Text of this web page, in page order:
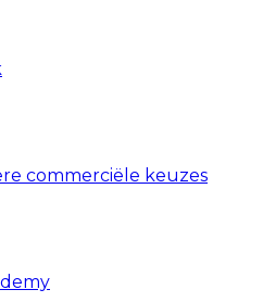
commerciële keuzes